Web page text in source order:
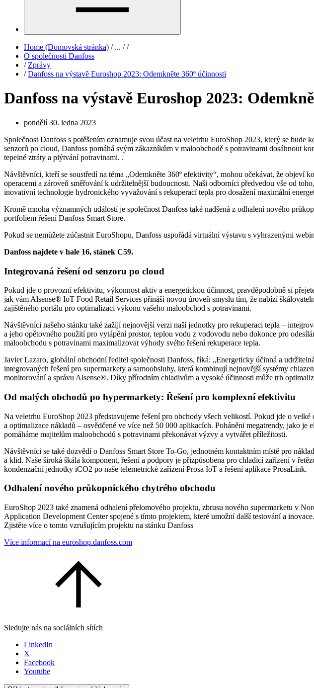
Home (Domovská stránka) /... / /
O společnosti Danfoss
/ Zprávy
/ Danfoss na výstavě Euroshop 2023: Odemkněte 360º účinnosti
Danfoss na výstavě Euroshop 2023:
pondělí 30. ledna 2023
Společnost Danfoss s potěšením oznamuje svou účast na veletrhu EuroShop 2023, který se
senzorů po cloud, Danfoss pomáhá svým zákazníkům v maloobchodě s potravinami dosáhnout
tepelné ztráty a plýtvání potravinami. .
Návštěvníci, kteří se soustředí na téma „Odemkněte 360º efektivity“, mohou očekávat, že
operacemi a zároveň směřování k udržitelnější budoucnosti. Naši odborníci předvedou vše od
inovativní technologie hydronického vyvažování s rekuperací tepla pro dosažení maximální
Kromě mnoha významných událostí je společnost Danfoss také nadšená z odhalení nového
portfoliem řešení Danfoss Smart Store.
Pokud se nemůžete zúčastnit EuroShopu, Danfoss uspořádá virtuální výstavu s vyhrazenými
Danfoss najdete v hale 16, stánek C59.
Integrovaná řešení od senzoru po cloud
Pokud jde o provozní efektivitu, výkonnost aktiv a energetickou účinnost, pravděpodobně si
jak vám Alsense® IoT Food Retail Services přináší novou úroveň smyslu tím, že nabízí
zajištěného portálu pro optimalizaci výkonu vašeho maloobchod s potravinami.
Návštěvníci našeho stánku také zažijí nejnovější verzi naší jednotky pro rekuperaci tepla –
a jeho opětovného použití pro vytápění prostor, teplou vodu z vodovodu nebo dokonce pro
maloobchodu s potravinami maximalizovat výhody svého řešení rekuperace tepla.
Javier Lazaro, globální obchodní ředitel společnosti Danfoss, říká: „Energeticky účinná a
integrovaných řešení pro supermarkety a samoobsluhy, která kombinují nejnovější systémy
monitorování a správu Alsense®. Díky přírodním chladivům a vysoké účinnosti může trh
Od malých obchodů po hypermarkety: Řešení pro komplexní efektivitu
Na veletrhu EuroShop 2023 představujeme řešení pro obchody všech velikostí. Pokud jde o
a optimalizace nákladů – osvědčené ve více než 50 000 aplikacích. Poháněni megatrendy, jako
pomáháme majitelům maloobchodů s potravinami překonávat výzvy a vytvářet příležitosti.
Návštěvníci se také dozvědí o Danfoss Smart Store To-Go, jednotném kontaktním místě pro
a klid. Naše široká škála komponent, řešení a podpory je přizpůsobena pro chladicí zařízení v
kondenzační jednotky iCO2 po naše telemetrické zařízení Prosa IoT a řešení aplikace ProsaLink.
Odhalení nového průkopnického chytrého obchodu
EuroShop 2023 také znamená odhalení přelomového projektu, zbrusu nového supermarketu v
Application Development Center spojené s tímto projektem, které umožní další testování a inovace.
Zjistěte více o tomto vzrušujícím projektu na stánku Danfoss
Více informací na euroshop.danfoss.com
Sledujte nás na sociálních sítích
LinkedIn
X
Facebook
Youtube